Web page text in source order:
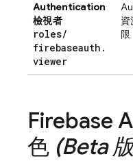
Authentication
檢視者
roles/
firebaseauth .
viewer
資
限
Firebase A
色 (Beta